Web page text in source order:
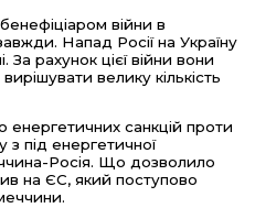
війни в
Напад Росії на Україну
рахунок цієї війни вони
велику кількість
санкцій проти
з під енергетичної
Росія. Що дозволило
на ЄС, який поступово